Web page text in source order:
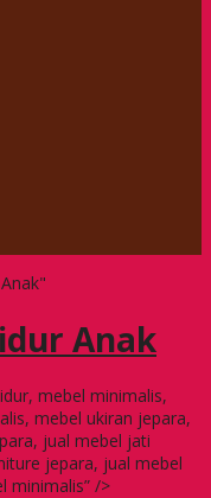
Anak
mebel minimalis,
mebel ukiran jepara,
jual mebel jati
jepara, jual mebel
minimalis” />